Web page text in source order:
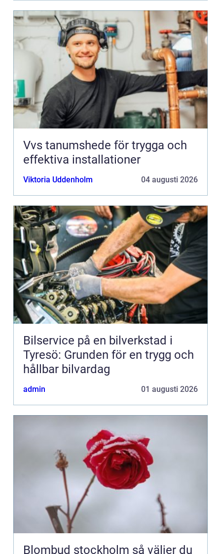
Vvs tanumshede för trygga och
effektiva installationer
Viktoria Uddenholm 04 augusti 2026
Bilservice på en bilverkstad i
Tyresö: Grunden för en trygg och
hållbar bilvardag
admin 01 augusti 2026
Blombud stockholm så väljer du